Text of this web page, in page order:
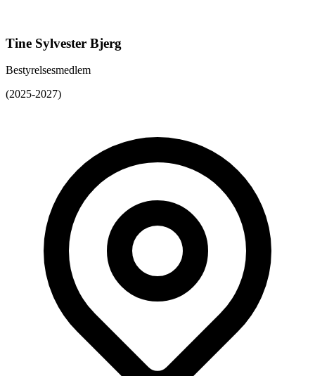
Tine Sylvester Bjerg
Bestyrelsesmedlem
(2025-2027)